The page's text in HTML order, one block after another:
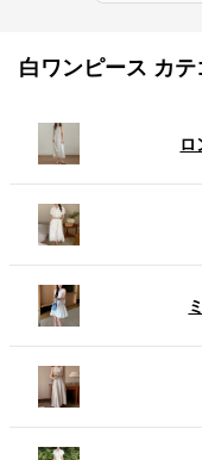
白ワンピース カ
ロ